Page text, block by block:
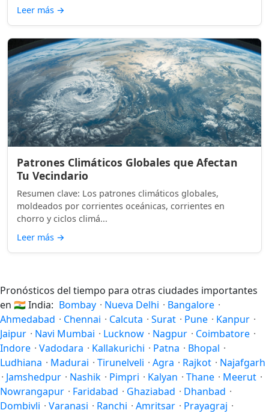
Leer más →
Patrones Climáticos Globales que Afectan
Tu Vecindario
Resumen clave: Los patrones climáticos globales,
moldeados por corrientes oceánicas, corrientes en
chorro y ciclos climá...
Leer más →
Pronósticos del tiempo para otras ciudades importantes
en 🇮🇳India: Bombay · Nueva Delhi · Bangalore ·
Ahmedabad · Chennai · Calcuta · Surat · Pune · Kanpur ·
Jaipur · Navi Mumbai · Lucknow · Nagpur · Coimbatore ·
Indore · Vadodara · Kallakurichi · Patna · Bhopal ·
Ludhiana · Madurai · Tirunelveli · Agra · Rajkot · Najafgarh
· Jamshedpur · Nashik · Pimpri · Kalyan · Thane · Meerut ·
Nowrangapur · Faridabad · Ghaziabad · Dhanbad ·
Dombivli · Varanasi · Ranchi · Amritsar · Prayagraj ·